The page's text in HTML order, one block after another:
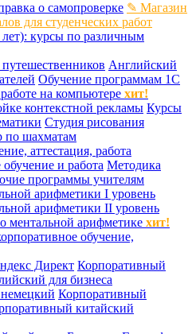
о самопроверке ✎ Магазин
для студенческих работ
курсы по различным
Английский
Обучение программам 1С
на компьютере хит!
контекстной рекламы Курсы
Студия рисования
по шахматам
аттестация, работа
и работа Методика
программы учителям
арифметики I уровень
арифметики II уровень
ментальной арифметике хит!
обучение,
Директ Корпоративный
для бизнеса
Корпоративный
китайский